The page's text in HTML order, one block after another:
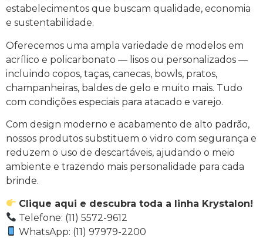
estabelecimentos que buscam qualidade, economia
e sustentabilidade.
Oferecemos uma ampla variedade de modelos em
acrílico e policarbonato — lisos ou personalizados —
incluindo copos, taças, canecas, bowls, pratos,
champanheiras, baldes de gelo e muito mais. Tudo
com condições especiais para atacado e varejo.
Com design moderno e acabamento de alto padrão,
nossos produtos substituem o vidro com segurança e
reduzem o uso de descartáveis, ajudando o meio
ambiente e trazendo mais personalidade para cada
brinde.
Clique aqui e descubra toda a linha Krystalon!
Telefone: (11) 5572-9612
WhatsApp: (11) 97979-2200